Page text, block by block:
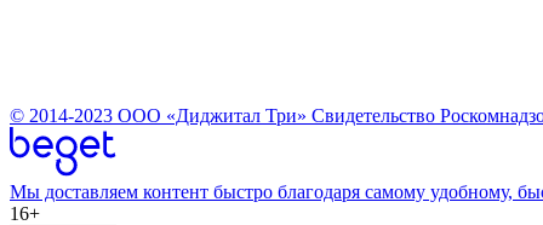
© 2014-2023 ООО «Диджитал Три» Свидетельство
Мы доставляем контент быстро благодаря самому удобному,
16+